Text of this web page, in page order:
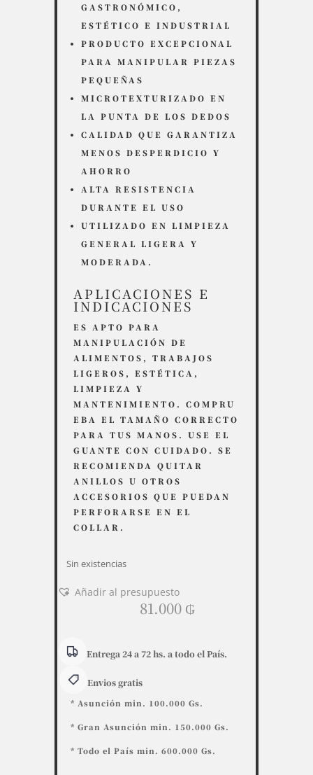
GASTRONÓMICO,
ESTÉTICO E INDUSTRIAL
PRODUCTO EXCEPCIONAL
PARA MANIPULAR PIEZAS
PEQUEÑAS
MICROTEXTURIZADO EN
LA PUNTA DE LOS DEDOS
CALIDAD QUE GARANTIZA
MENOS DESPERDICIO Y
AHORRO
ALTA RESISTENCIA
DURANTE EL USO
UTILIZADO EN LIMPIEZA
GENERAL LIGERA Y
MODERADA.
APLICACIONES E
INDICACIONES
ES APTO PARA
MANIPULACIÓN DE
ALIMENTOS, TRABAJOS
LIGEROS, ESTÉTICA,
LIMPIEZA Y
MANTENIMIENTO. COMPRU
EBA EL TAMAÑO CORRECTO
PARA TUS MANOS. USE EL
GUANTE CON CUIDADO. SE
RECOMIENDA QUITAR
ANILLOS U OTROS
ACCESORIOS QUE PUEDAN
PERFORARSE EN EL
COLLAR.
Sin existencias
Añadir al presupuesto
81.000 ₲
Entrega 24 a 72 hs. a todo el País.
Envios gratis
* Asunción min. 100.000 Gs.
* Gran Asunción min. 150.000 Gs.
* Todo el País min. 600.000 Gs.